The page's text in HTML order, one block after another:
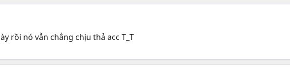
rồi nó vẫn chẳng chịu thả acc T_T